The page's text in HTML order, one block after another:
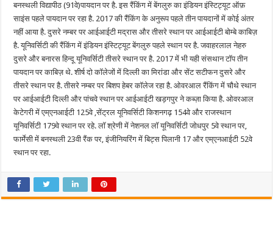
बनस्थली विद्यापीठ (91वे)पायदान पर है. इस रैंकिंग में बेंगलुरु का इंडियन इंस्टिट्यूट ऑफ़
साइंस पहले पायदान पर रहा है. 2017 की रैंकिंग के अनुरूप पहले तीन पायदानों में कोई अंतर
नहीं आया है. दुसरे नम्बर पर आईआईटी मद्रास और तीसरे स्थान पर आईआईटी बोम्बे काबिज़
है. यूनिवर्सिटी की रैंकिंग में इंडियन इंस्टिट्यूट बेंगलुरु पहले स्थान पर है. जवाहरलाल नेहरु
दुसरे और बनारस हिन्दू यूनिवर्सिटी तीसरे स्थान पर है. 2017 में भी यही संसथान टॉप तीन
पायदान पर काबिज़ थे. शीर्ष दो कॉलेजों में दिल्ली का मिरांडा और सेंट सटीफन दुसरे और
तीसरे स्थान पर है. तीसरे नम्बर पर बिशप हेबर कॉलेज रहा है. ओवरआल रैंकिंग में चौथे स्थान
पर आईआईटी दिल्ली और पांचवे स्थान पर आईआईटी खड़गपुर ने कब्ज़ा किया है. ओवरआल
केटेगरी में एम्एनआईटी 125वे ,सेंट्रल यूनिवर्सिटी किशनगढ़ 154वे और राजस्थान
यूनिवर्सिटी 179वे स्थान पर रहे. लॉ श्रेणी में नेशनल लॉ यूनिवर्सिटी जोधपुर 5वे स्थान पर,
फार्मेसी में बनस्थली 23वी रैंक पर, इंजीनियरिंग में बिट्स पिलानी 17 और एम्एनआईटी 52वे
स्थान पर रहा.